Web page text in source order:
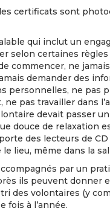
certificats sont
qui inclut un
selon certaines
commencer, ne
demander des
personnelles, ne pas
pas travailler dans
devait passer
douce de relaxation
des lecteurs de
lieu, même dans la
par un
ils peuvent donner
des volontaires (y
fois à l’année.